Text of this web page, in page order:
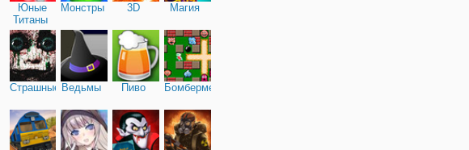
Юные
Титаны
Монстры 3D Магия
Страшные Ведьмы Пиво Бомбермен